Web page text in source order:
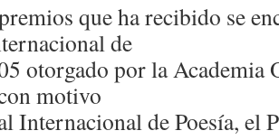
que ha recibido se
de
otorgado por la Academia
motivo
Internacional de Poesía, el